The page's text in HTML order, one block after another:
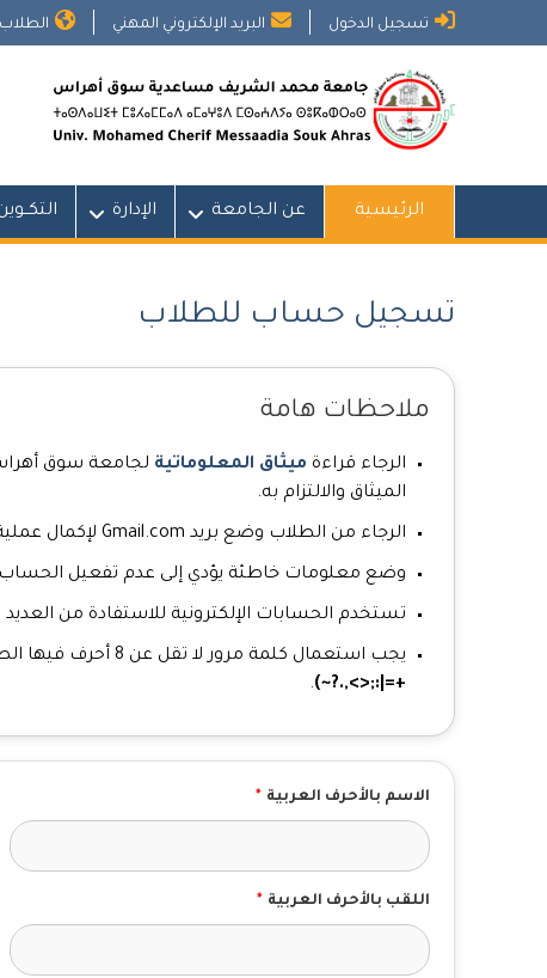
تسجيل الدخول البريد الإلكتروني المهني الطلاب
الرئيسية عن الجامعة الإدارة
تسجيل حساب للطلاب
ملاحظات هامة
الرجاء قراءة ميثاق المعلوماتية لجامعة سوق
الميثاق والالتزام به.
الرجاء من الطلاب وضع بريد Gmail.com لإكمال
وضع معلومات خاطئة يؤدي إلى عدم تفعيل
تستخدم الحسابات الإلكترونية للاستفادة من
يجب استعمال كلمة مرور لا تقل عن 8 أحرف فيها الصغير
+=|:;<>,.?~)
.
الاسم بالأحرف العربية *
اللقب بالأحرف العربية *